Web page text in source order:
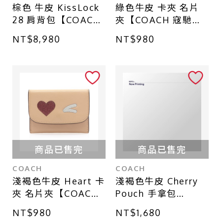
棕色 牛皮 KissLock
28 肩背包【COACH
寇馳】 CEM07
NT$8,980
綠色牛皮 卡夾 名片
夾【COACH 寇馳】
CD700G
NT$980
商品已售完
COACH
淺褐色牛皮 Heart 卡
夾 名片夾【COACH
寇馳】 F11720
NT$980
商品已售完
COACH
淺褐色牛皮 Cherry
Pouch 手拿包
【COACH 寇馳】
CA800
NT$1,680